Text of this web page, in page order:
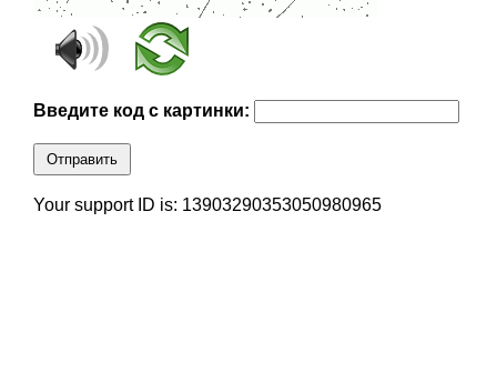
Введите код с картинки:
Отправить
Your support ID is: 13903290353050980965